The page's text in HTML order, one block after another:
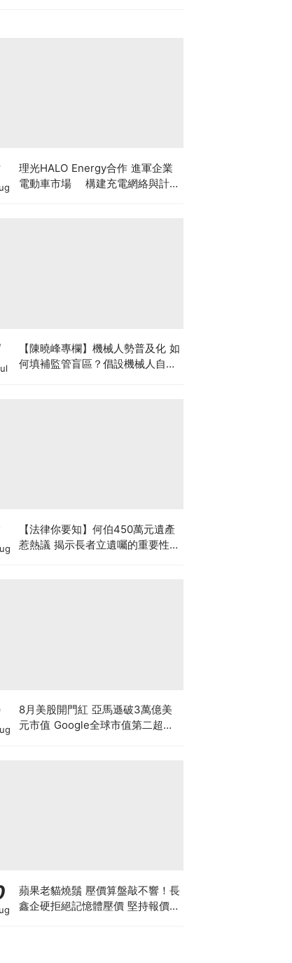
理光HALO Energy合作 進軍企業
電動車市場 構建充電網絡與計費
【陳曉峰專欄】機械人勢普及化 如
何填補監管盲區？倡設機械人自願
【法律你要知】何伯450萬元遺產
惹熱議 揭示長者立遺囑的重要性
8月美股開門紅 亞馬遜破3萬億美
元市值 Google全球市值第二超越
蘋果老貓燒鬚 壓價算盤敲不響！長
鑫企硬拒絕記憶體壓價 堅持報價不